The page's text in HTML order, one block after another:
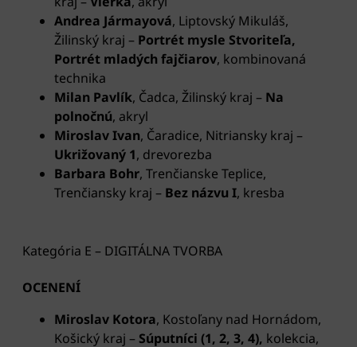
Andrea Jármayová, Liptovský Mikuláš,
Žilinský kraj – Portrét mysle Stvoriteľa,
Portrét mladých fajčiarov, kombinovaná
technika
Milan Pavlík, Čadca, Žilinský kraj – Na
polnočnú, akryl
Miroslav Ivan, Čaradice, Nitriansky kraj –
Ukrižovaný 1, drevorezba
Barbara Bohr, Trenčianske Teplice,
Trenčiansky kraj – Bez názvu I, kresba
Kategória E – DIGITÁLNA TVORBA
OCENENÍ
Miroslav Kotora, Kostoľany nad Hornádom,
Košický kraj – Súputníci (1, 2, 3, 4), kolekcia,